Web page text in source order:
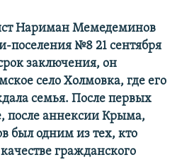
Нариман Мемедеминов
поселения №8 21 сентября
заключения, он
село Холмовка, где его
семья. После первых
после аннексии Крыма,
одним из тех, кто
гражданского